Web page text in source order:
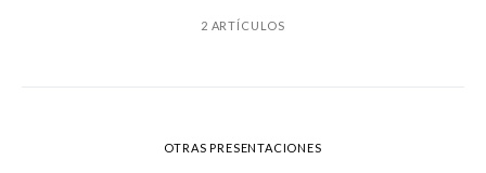
2 ARTÍCULOS
OTRAS PRESENTACIONES